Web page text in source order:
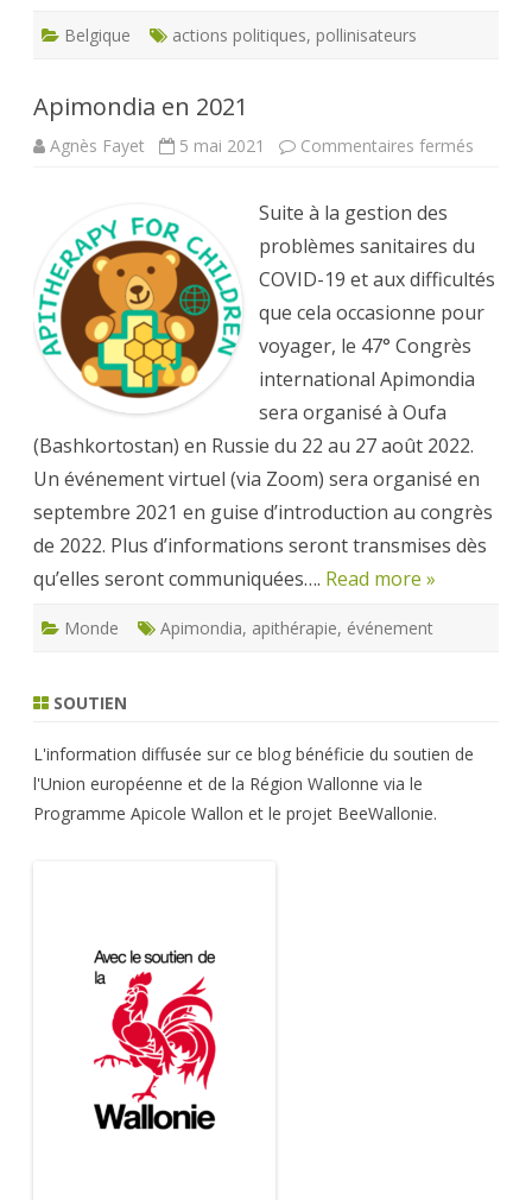
Belgique actions politiques, pollinisateurs
Apimondia en 2021
Agnès Fayet 5 mai 2021 Commentaires fermés
Suite à la gestion des
problèmes sanitaires du
COVID-19 et aux difficultés
que cela occasionne pour
voyager, le 47° Congrès
international Apimondia
sera organisé à Oufa
(Bashkortostan) en Russie du 22 au 27 août 2022.
Un événement virtuel (via Zoom) sera organisé en
septembre 2021 en guise d’introduction au congrès
de 2022. Plus d’informations seront transmises dès
qu’elles seront communiquées…. Read more »
Monde Apimondia, apithérapie, événement
SOUTIEN
L'information diffusée sur ce blog bénéficie du soutien de
l'Union européenne et de la Région Wallonne via le
Programme Apicole Wallon et le projet BeeWallonie.